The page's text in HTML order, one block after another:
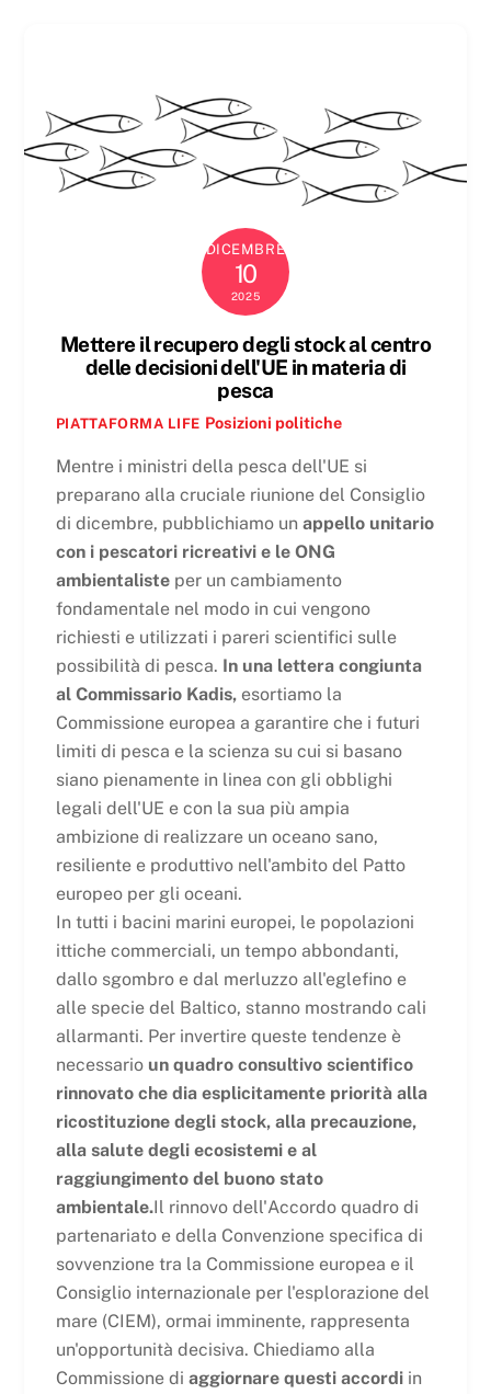
DICEMBRE
10
2025
Mettere il recupero degli stock al centro
delle decisioni dell'UE in materia di
pesca
PIATTAFORMA LIFE Posizioni politiche
Mentre i ministri della pesca dell'UE si
preparano alla cruciale riunione del Consiglio
di dicembre, pubblichiamo un appello unitario
con i pescatori ricreativi e le ONG
ambientalisteper un cambiamento
fondamentale nel modo in cui vengono
richiesti e utilizzati i pareri scientifici sulle
possibilità di pesca. In una lettera congiunta
al Commissario Kadis,esortiamo la
Commissione europea a garantire che i futuri
limiti di pesca e la scienza su cui si basano
siano pienamente in linea con gli obblighi
legali dell'UE e con la sua più ampia
ambizione di realizzare un oceano sano,
resiliente e produttivo nell'ambito del Patto
europeo per gli oceani.
In tutti i bacini marini europei, le popolazioni
ittiche commerciali, un tempo abbondanti,
dallo sgombro e dal merluzzo all'eglefino e
alle specie del Baltico, stanno mostrando cali
allarmanti. Per invertire queste tendenze è
necessarioun quadro consultivo scientifico
rinnovato che dia esplicitamente priorità alla
ricostituzione degli stock, alla precauzione,
alla salute degli ecosistemi e al
raggiungimento del buono stato
ambientale.Il rinnovo dell'Accordo quadro di
partenariato e della Convenzione specifica di
sovvenzione tra la Commissione europea e il
Consiglio internazionale per l'esplorazione del
mare (CIEM), ormai imminente, rappresenta
un'opportunità decisiva. Chiediamo alla
Commissione di aggiornare questi accordiin